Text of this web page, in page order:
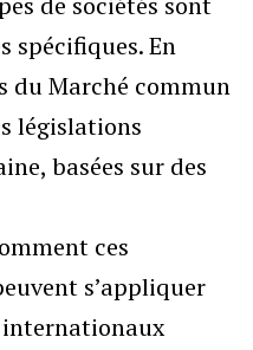
spécifiques. En
du Marché commun
législations
basées sur des
ces
s’appliquer
internationaux